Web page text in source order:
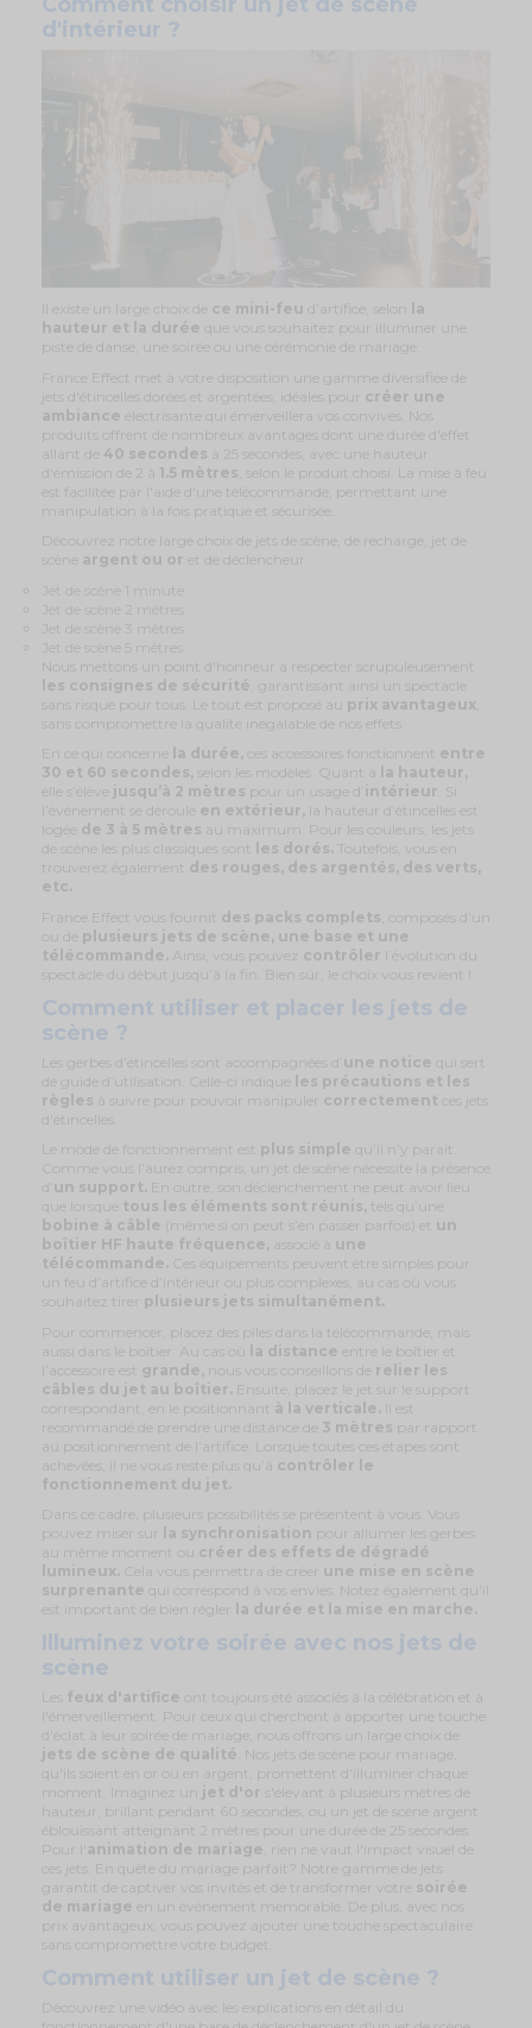
Comment choisir un jet de scène
d'intérieur ?
Il existe un large choix de ce mini-feu d’artifice, selon
la
hauteur et la durée que vous souhaitez pour illuminer une
piste de danse, une soirée ou une cérémonie de mariage.
France Effect met à votre disposition une gamme diversifiée de
jets d'étincelles dorées et argentées, idéales pour créer une
ambiance électrisante qui émerveillera vos convives. Nos
produits offrent de nombreux avantages dont une durée d'effet
allant de 40 secondes à 25 secondes, avec une hauteur
d'émission de 2 à 1.5 mètres , selon le produit choisi. La mise à feu
est facilitée par l'aide d'une télécommande, permettant une
manipulation à la fois pratique et sécurisée.
Découvrez notre large choix de jets de scène, de recharge, jet de
scène
argent ou or et de déclencheur.
Jet de scène 1 minute
Jet de scène 2 mètres
Jet de scène 3 mètres
Jet de scène 5 mètres
Nous mettons un point d'honneur à respecter scrupuleusement
les consignes de sécurité , garantissant ainsi un spectacle
sans risque pour tous. Le tout est proposé au prix avantageux
sans compromettre la qualité inégalable de nos effets.
En ce qui concerne
la durée, ces accessoires fonctionnent entre
30 et 60 secondes, selon les modèles. Quant à
la hauteur,
elle s’élève jusqu’à 2 mètres pour un usage d’ intérieur
l’événement se déroule en extérieur, la hauteur d’étincelles est
logée de 3 à 5 mètres au maximum.
Pour les couleurs, les jets
de scène les plus classiques sont
les dorés. Toutefois, vous en
trouverez également des rouges, des argentés, des verts,
etc.
France Effect vous fournit des packs complets , composés d’un
ou de plusieurs jets de scène, une base et une
télécommande. Ainsi, vous pouvez contrôler l’évolution du
spectacle du début jusqu’à la fin. Bien sûr, le choix vous revient !
Comment utiliser et placer les jets de
scène ?
Les gerbes d’étincelles sont accompagnées d’ une notice qui sert
de guide d’utilisation. Celle-ci indique les précautions et les
règles à suivre pour pouvoir manipuler correctement ces jets
d'étincelles.
Le mode de fonctionnement est plus simple qu’il n’y paraît.
Comme vous l’aurez compris, un jet de scène nécessite la présence
d’ un support. En outre, son déclenchement ne peut avoir lieu
que lorsque tous les éléments sont réunis, tels qu’une
bobine à câble (même si on peut s’en passer parfois) et un
boîtier HF haute fréquence, associé à une
télécommande. Ces équipements peuvent être
simples pour
un feu d’artifice d’intérieur ou plus complexes, au cas où vous
souhaitez tirer plusieurs jets simultanément.
Pour commencer, placez des piles dans la télécommande, mais
aussi dans le boîtier. Au cas où
la distance entre le boîtier et
l’accessoire est grande, nous vous conseillons de relier les
câbles du jet au boîtier. Ensuite, placez le jet sur le support
correspondant, en le positionnant à la verticale. Il est
recommandé de prendre une distance de 3 mètres par rapport
au positionnement de l’artifice. Lorsque toutes ces étapes sont
achevées, il ne vous reste plus qu’à contrôler le
fonctionnement du jet.
Dans ce cadre, plusieurs possibilités se présentent à vous. Vous
pouvez miser sur
la synchronisation pour allumer les gerbes
au même moment ou créer des effets de dégradé
lumineux. Cela vous permettra de créer une mise en scène
surprenante qui correspond à vos envies. Notez également qu'il
est important de bien régler
la durée et la mise en marche.
Illuminez votre soirée avec nos jets de
scène
Les feux d'artifice ont toujours été associés à la célébration et à
l'émerveillement. Pour ceux qui cherchent à apporter une touche
d'éclat à leur soirée de mariage, nous offrons un large choix de
jets de scène de qualité . Nos jets de scène pour mariage,
qu'ils soient en or ou en argent, promettent d'illuminer chaque
moment. Imaginez un jet d'or s'élevant à plusieurs mètres de
hauteur, brillant pendant 60 secondes, ou un jet de scène argent
éblouissant atteignant 2 mètres pour une durée de 25 secondes.
Pour l'
animation de mariage , rien ne vaut l'impact visuel de
ces jets. En quête du mariage parfait? Notre gamme de jets
garantit de captiver vos invités et de transformer votre soirée
de mariage en un événement mémorable. De plus, avec nos
prix avantageux, vous pouvez ajouter une touche spectaculaire
sans compromettre votre budget.
Comment utiliser un jet de scène ?
Découvrez une vidéo avec les explications en détail du